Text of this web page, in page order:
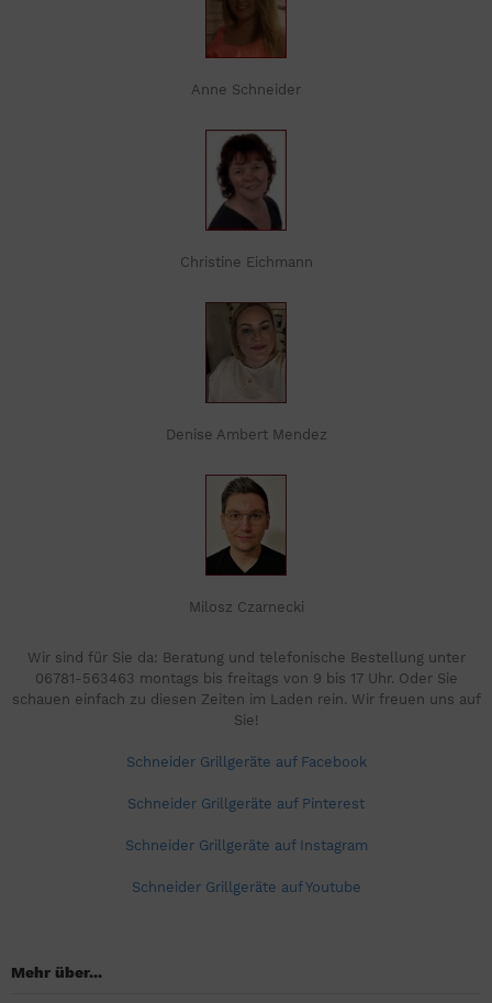
Anne Schneider
Christine Eichmann
Denise Ambert Mendez
Milosz Czarnecki
Wir sind für Sie da: Beratung und telefonische Bestellung unter
06781-563463 montags bis freitags von 9 bis 17 Uhr. Oder Sie
schauen einfach zu diesen Zeiten im Laden rein. Wir freuen uns auf
Sie!
Schneider Grillgeräte auf Facebook
Schneider Grillgeräte auf Pinterest
Schneider Grillgeräte auf Instagram
Schneider Grillgeräte auf Youtube
Mehr über...